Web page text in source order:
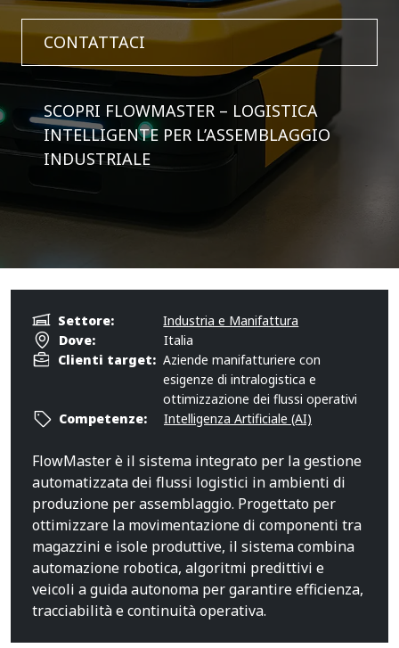
CONTATTACI
SCOPRI FLOWMASTER – LOGISTICA
INTELLIGENTE PER L’ASSEMBLAGGIO
INDUSTRIALE
Settore:
Industria e Manifattura
Dove:
Italia
Clienti target: Aziende manifatturiere con
esigenze di intralogistica e
ottimizzazione dei flussi operativi
Competenze:
Intelligenza Artificiale (AI)
FlowMaster è il sistema integrato per la gestione
automatizzata dei flussi logistici in ambienti di
produzione per assemblaggio. Progettato per
ottimizzare la movimentazione di componenti tra
magazzini e isole produttive, il sistema combina
automazione robotica, algoritmi predittivi e
veicoli a guida autonoma per garantire efficienza,
tracciabilità e continuità operativa.